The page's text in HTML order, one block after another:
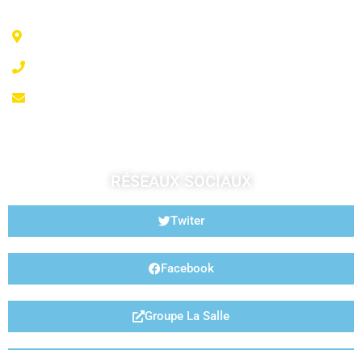
RÉSEAUX SOCIAUX
Twiter
Facebook
Groupe La Salle